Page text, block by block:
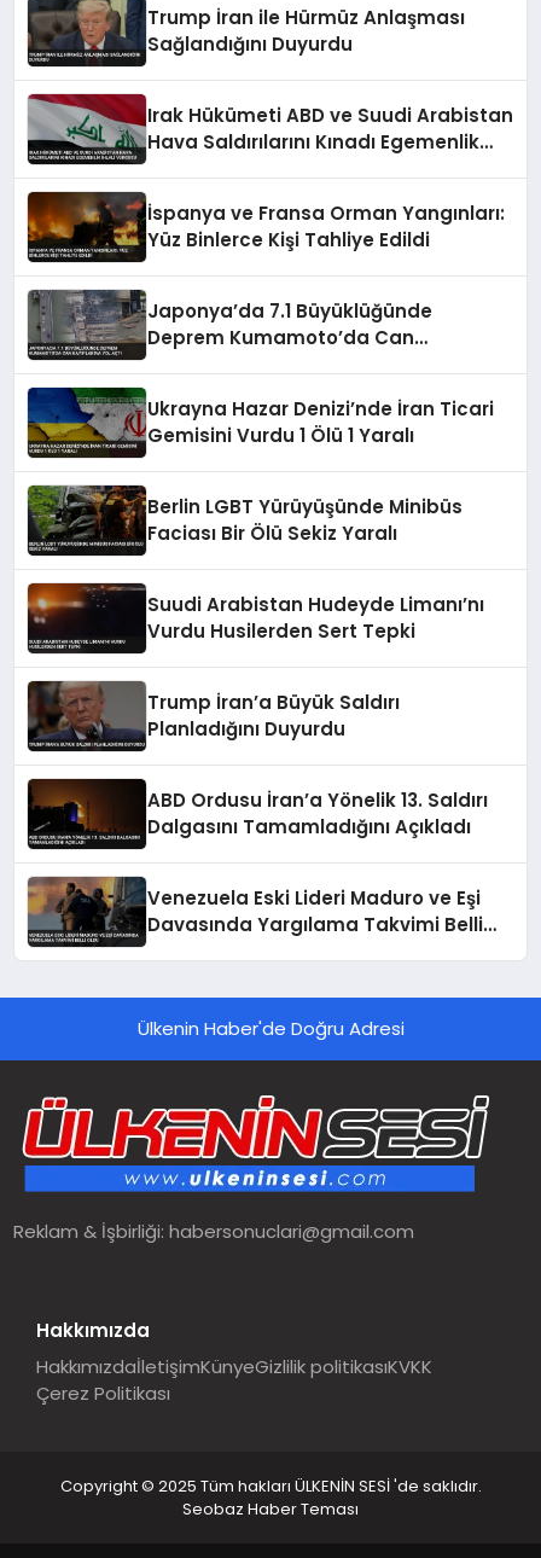
Trump İran ile Hürmüz Anlaşması
Sağlandığını Duyurdu
Irak Hükümeti ABD ve Suudi Arabistan
Hava Saldırılarını Kınadı Egemenlik
İspanya ve Fransa Orman Yangınları:
Yüz Binlerce Kişi Tahliye Edildi
Japonya’da 7.1 Büyüklüğünde
Deprem Kumamoto’da Can
Ukrayna Hazar Denizi’nde İran Ticari
Gemisini Vurdu 1 Ölü 1 Yaralı
Berlin LGBT Yürüyüşünde Minibüs
Faciası Bir Ölü Sekiz Yaralı
Suudi Arabistan Hudeyde Limanı’nı
Vurdu Husilerden Sert Tepki
Trump İran’a Büyük Saldırı
Planladığını Duyurdu
ABD Ordusu İran’a Yönelik 13. Saldırı
Dalgasını Tamamladığını Açıkladı
Venezuela Eski Lideri Maduro ve Eşi
Davasında Yargılama Takvimi Belli
Ülkenin Haber'de Doğru Adresi
Reklam & İşbirliği:habersonuclari@gmail.com
Hakkımızda
HakkımızdaİletişimKünyeGizlilik politikasıKVKK
Çerez Politikası
Copyright © 2025 Tüm hakları ÜLKENİN SESİ 'de saklıdır.
Seobaz Haber Teması